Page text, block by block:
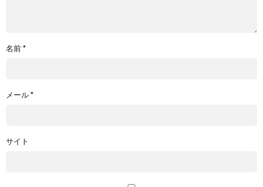
名前*
メール*
サイト